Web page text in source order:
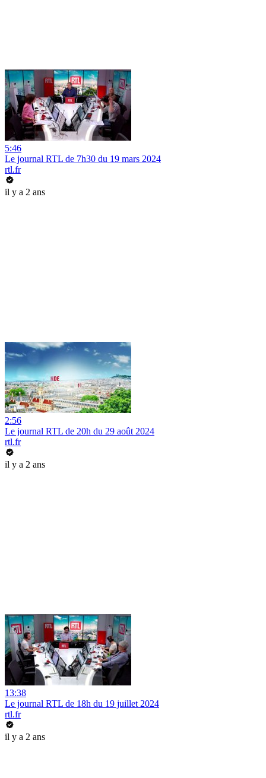
5:46
Le journal RTL de 7h30 du 19 mars 2024
rtl.fr
il y a 2 ans
2:56
Le journal RTL de 20h du 29 août 2024
rtl.fr
il y a 2 ans
13:38
Le journal RTL de 18h du 19 juillet 2024
rtl.fr
il y a 2 ans